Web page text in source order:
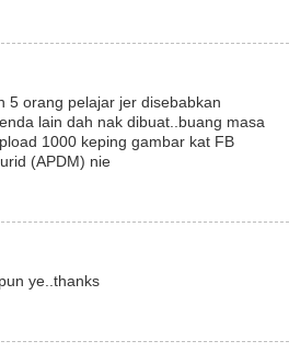
5 orang pelajar jer disebabkan
lain dah nak dibuat..buang masa
1000 keping gambar kat FB
(APDM) nie
ye..thanks